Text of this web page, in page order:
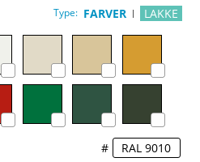
Type: FARVER LAKKE
#